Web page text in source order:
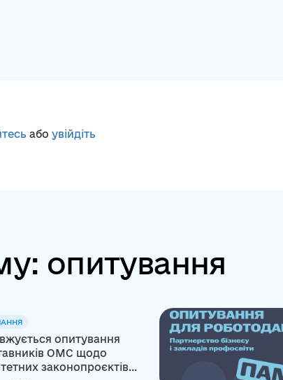
або увійдіть
опитування
опитування
ОМС щодо
законопроєктів...